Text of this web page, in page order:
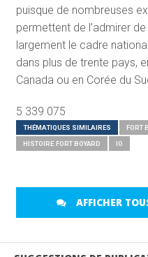
puisque de nombreuses
permettent de l’admirer
largement le cadre
dans plus de trente pays,
Canada ou en Corée du
5 339 075
THÉMATIQUES SIMILAIRES FORT
HISTOIRE FORT BOYARD IO
AFFICHER